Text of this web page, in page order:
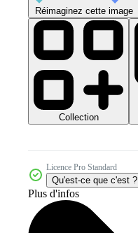
Réimaginez cette image
Collection
Licence Pro Standard
Qu'est-ce que c'est ?
Plus d'infos